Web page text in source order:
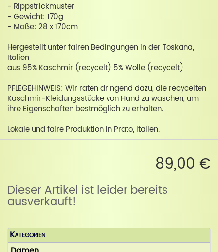
- Rippstrickmuster
- Gewicht: 170g
- Maße: 28 x 170cm
Hergestellt unter fairen Bedingungen in der Toskana,
Italien
aus 95% Kaschmir (recycelt) 5% Wolle (recycelt)
PFLEGEHINWEIS: Wir raten dringend dazu, die recycelten
Kaschmir-Kleidungsstücke von Hand zu waschen, um
ihre Eigenschaften bestmöglich zu erhalten.
Lokale und faire Produktion in Prato, Italien.
89,00 €
Dieser Artikel ist leider bereits
ausverkauft!
Kategorien